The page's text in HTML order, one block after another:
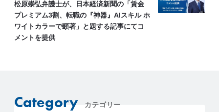
松原崇弘弁護士が、日本経済新聞の「賃金
プレミアム3割、転職の『神器』AIスキル ホ
ワイトカラーで顕著」と題する記事にてコ
メントを提供
Category カテゴリー